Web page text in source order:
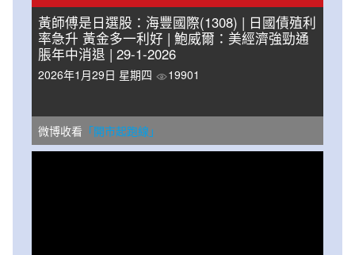
黃師傅是日選股：海豐國際(1308) | 日國債殖利
率急升 黃金多一利好 | 鮑威爾：美經濟強勁通
脹年中消退 | 29-1-2026
2026年1月29日 星期四 19901
微博收看 「開市起跑線」